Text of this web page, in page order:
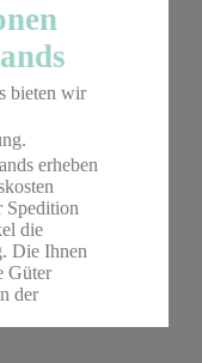
bieten wir
erheben
Spedition
die
Die Ihnen
Güter
der